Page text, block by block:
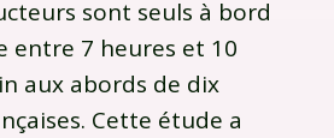
sont seuls à bord
entre 7 heures et 10
aux abords de dix
Cette étude a